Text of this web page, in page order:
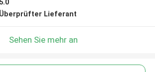
5.0
Überprüfter Lieferant
Sehen Sie mehr an